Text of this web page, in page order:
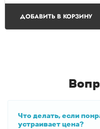
ДОБАВИТЬ В КОРЗИНУ
Что делать, если
устраивает цена?